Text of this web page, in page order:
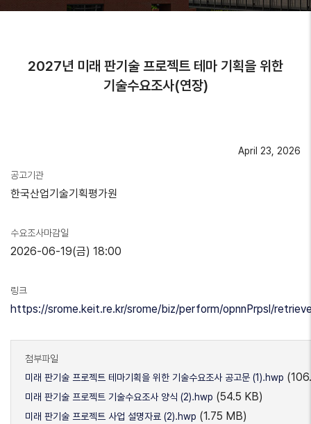
2027년 미래 판기술 프로젝트 테마 기획을 위한
기술수요조사(연장)
April 23, 2026
공고기관
한국산업기술기획평가원
수요조사마감일
2026-06-19(금) 18:00
링크
https://srome.keit.re.kr/srome/biz/perform/opnnPrpsl/
첨부파일
미래 판기술 프로젝트 테마기획을 위한 기술수요조사 공고문 (1).hwp
미래 판기술 프로젝트 기술수요조사 양식 (2).hwp (54.5 KB)
미래 판기술 프로젝트 사업 설명자료 (2).hwp (1.75 MB)